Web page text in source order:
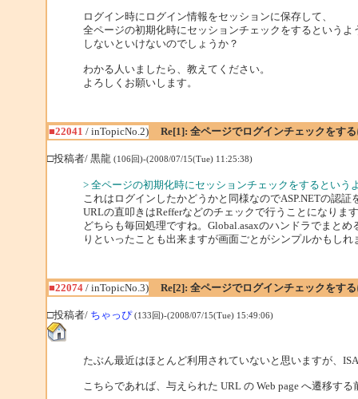
ログイン時にログイン情報をセッションに保存して、
全ページの初期化時にセッションチェックをするというよ
しないといけないのでしょうか？
わかる人いましたら、教えてください。
よろしくお願いします。
■22041 / inTopicNo.2) Re[1]: 全ページでログインチェックをす
□投稿者/ 黒龍 (106回)-(2008/07/15(Tue) 11:25:38)
> 全ページの初期化時にセッションチェックをするという
これはログインしたかどうかと同様なのでASP.NETの認
URLの直叩きはRefferなどのチェックで行うことになりま
どちらも毎回処理ですね。Global.asaxのハンドラでまと
りといったことも出来ますが画面ごとがシンプルかもしれ
■22074/ inTopicNo.3) Re[2]: 全ページでログインチェックをす
□投稿者/ ちゃっぴ (133回)-(2008/07/15(Tue) 15:49:06)
たぶん最近はほとんど利用されていないと思いますが、
こちらであれば、与えられた URL の Web page へ遷移す